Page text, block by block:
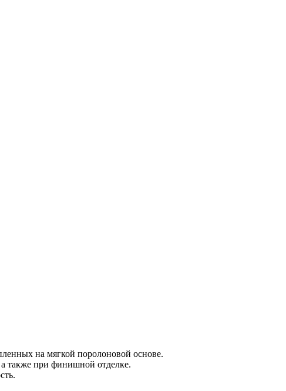
на мягкой поролоновой основе.
также при финишной отделке.